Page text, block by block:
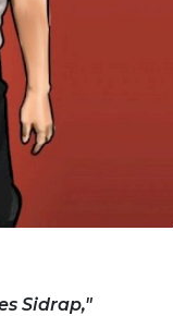
Sidrap,"